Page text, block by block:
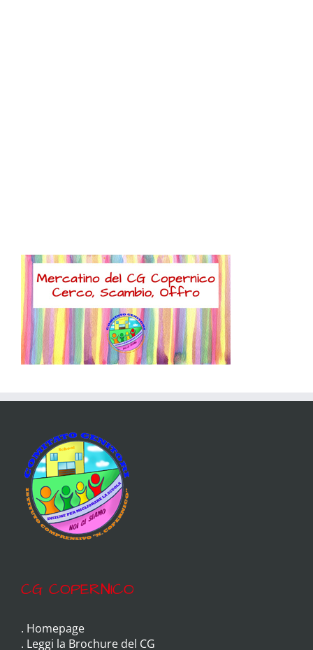
CG COPERNICO
. Homepage
. Leggi la Brochure del CG